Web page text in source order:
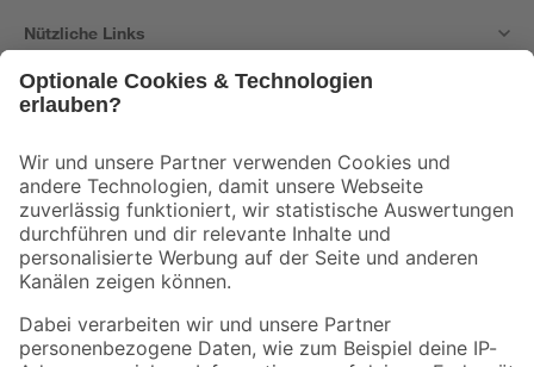
Nützliche Links
Der toom Newsletter: Keine Angebote und Aktionen mehr verpassen!
Zur Newsletter Anmeldung
Folge uns